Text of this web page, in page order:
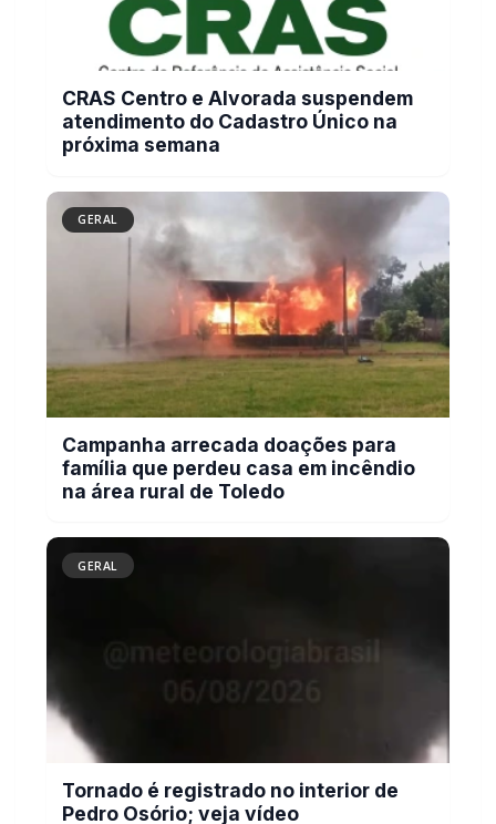
CRAS Centro e Alvorada suspendem
atendimento do Cadastro Único na
próxima semana
GERAL
Campanha arrecada doações para
família que perdeu casa em incêndio
na área rural de Toledo
GERAL
Tornado é registrado no interior de
Pedro Osório; veja vídeo
GERAL